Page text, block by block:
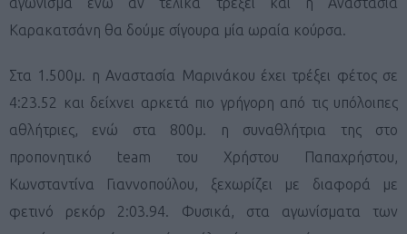
Καρακατσάνη θα δούμε σίγουρα μία ωραία κούρσα.
Στα 1.500μ. η Αναστασία Μαρινάκου έχει τρέξει φέτος σε
4:23.52 και δείχνει αρκετά πιο γρήγορη από τις υπόλοιπες
αθλήτριες, ενώ στα 800μ. η συναθλήτρια της στο
προπονητικό team του Χρήστου Παπαχρήστου,
Κωνσταντίνα Γιαννοπούλου, ξεχωρίζει με διαφορά με
φετινό ρεκόρ 2:03.94. Φυσικά, στα αγωνίσματα των